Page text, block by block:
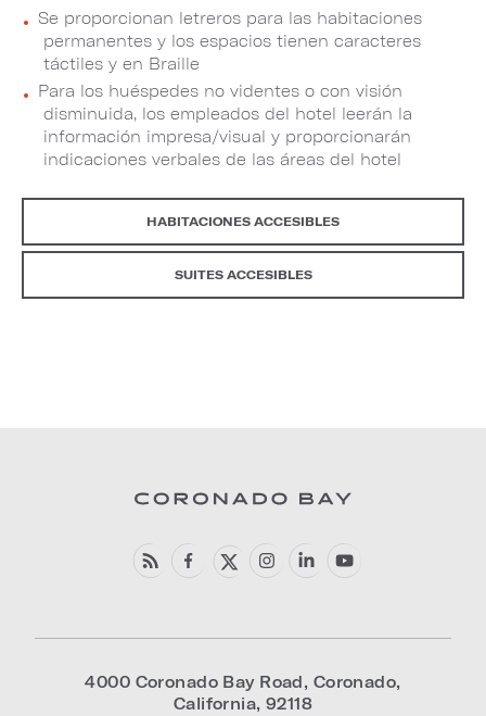
Se proporcionan letreros para las habitaciones
permanentes y los espacios tienen caracteres
táctiles y en Braille
Para los huéspedes no videntes o con visión
disminuida, los empleados del hotel leerán la
información impresa/visual y proporcionarán
indicaciones verbales de las áreas del hotel
HABITACIONES ACCESIBLES
SUITES ACCESIBLES
4000 Coronado Bay Road, Coronado,
California,92118